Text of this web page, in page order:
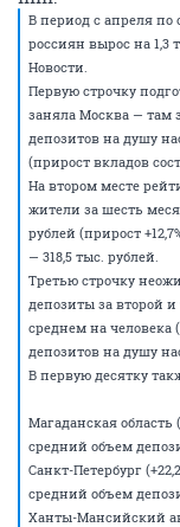
В период с апреля по
россиян вырос на 1,3
Новости.
Первую строчку
заняла Москва — там
депозитов на душу
(прирост вкладов
На втором месте
жители за шесть
рублей (прирост
— 318,5 тыс. рублей.
Третью строчку
депозиты за второй
среднем на человека
депозитов на душу
В первую десятку
Магаданская область
средний объем
Санкт-Петербург
средний объем
Ханты-Мансийский